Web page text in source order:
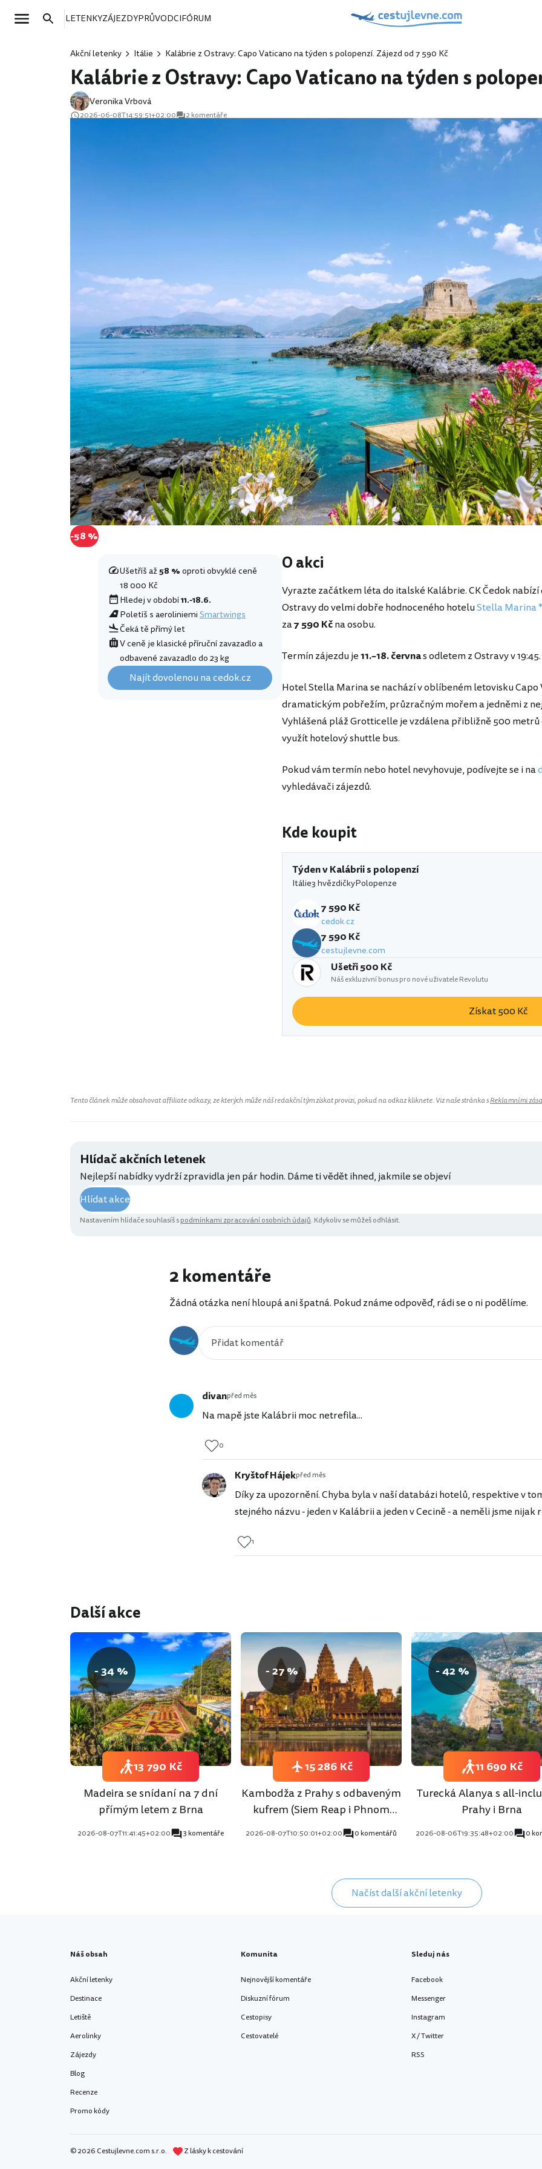
LETENKYZÁJEZDYPRŮVODCIFÓRUM
Akční letenky Itálie Kalábrie z Ostravy: Capo Vaticano na týden s polopenzí. Zájezd od 7 590 Kč
Kalábrie z Ostravy: Capo Vaticano na týden s
Veronika Vrbová
2026-06-08T14:59:51+02:00 2 komentáře
-58 %
Ušetříš až58 %oproti obvyklé ceně
18 000 Kč
Hledej v období11.-18.6.
Poletíš s aeroliniemiSmartwings
Čeká tě přímý let
V ceně je klasické příruční zavazadlo a
odbavené zavazadlo do 23 kg
Najít dovolenou na cedok.cz
O akci
Vyrazte začátkem léta do italské Kalábrie. CK Čedok
Ostravy do velmi dobře hodnoceného hoteluStella Marina
za7 590 Kčna osobu.
Termín zájezdu je11.–18. červnas odletem z Ostravy v 19:45.
Hotel Stella Marina se nachází v oblíbeném letovisku
dramatickým pobřežím, průzračným mořem a jedněmi z
Vyhlášená pláž Grotticelle je vzdálena přibližně 500
využít hotelový shuttle bus.
Pokud vám termín nebo hotel nevyhovuje, podívejte se i na
vyhledávači zájezdů.
Kde koupit
Týden v Kalábrii s polopenzí
Itálie3 hvězdičkyPolopenze
7 590 Kč
cedok.cz
7 590 Kč
cestujlevne.com
Ušetři 500 Kč
Náš exkluzivní bonus pro nové uživatele Revolutu
Získat 500 Kč
Tento článek může obsahovat affiliate odkazy, ze kterých může náš redakční tým získat provizi, pokud na odkaz kliknete. Viz naše stránka sReklamními
Hlídač akčních letenek
Nejlepší nabídky vydrží zpravidla jen pár hodin. Dáme ti vědět ihned, jakmile se objeví
Hlídat akce
Nastavením hlídače souhlasíš spodmínkami zpracování osobních údajů. Kdykoliv se můžeš odhlásit.
2 komentáře
Žádná otázka není hloupá ani špatná. Pokud známe odpověď, rádi se o ni podělíme.
divanpřed měs
Na mapě jste Kalábrii moc netrefila...
0
Kryštof Hájekpřed měs
Díky za upozornění. Chyba byla v naší databázi hotelů, respektive v
stejného názvu - jeden v Kalábrii a jeden v Cecině - a neměli jsme nijak
1
Další akce
- 34 %
Madeira se snídaní na 7 dní
přímým letem z Brna
2026-08-07T11:41:45+02:00 3 komentáře
13 790 Kč
- 27 %
Kambodža z Prahy s odbaveným
kufrem (Siem Reap i Phnom
2026-08-07T10:50:01+02:00 0 komentářů
15 286 Kč
- 42 %
Turecká Alanya s all-
Prahy i Brna
2026-08-06T19:35:48+02:00 0
11 690 Kč
Načíst další akční letenky
Náš obsah
Akční letenky
Destinace
Letiště
Aerolinky
Zájezdy
Blog
Recenze
Promo kódy
Komunita
Nejnovější komentáře
Diskuzní fórum
Cestopisy
Cestovatelé
Sleduj nás
Facebook
Messenger
Instagram
X / Twitter
RSS
© 2026 Cestujlevne.com s.r.o. Z lásky k cestování